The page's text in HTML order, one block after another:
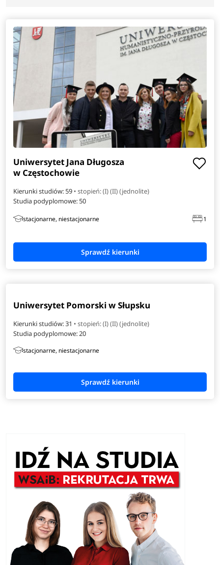
Uniwersytet Jana Długosza
w Częstochowie
Kierunki studiów: 59 • stopień: (I) (II) (jednolite)
Studia podyplomowe:50
stacjonarne, niestacjonarne 1
Uniwersytet Pomorski w Słupsku
Kierunki studiów: 31 • stopień: (I) (II) (jednolite)
Studia podyplomowe:20
stacjonarne, niestacjonarne